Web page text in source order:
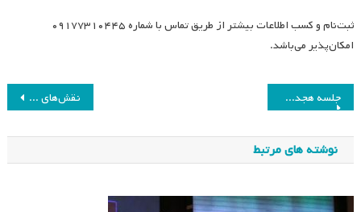
ثبت‌نام و کسب اطلاعات بیشتر از طریق تماس با شماره ۰۹۱۷۷۳۱۰۴۴۵
امکان‌پذیر می‌باشد.
راهبری
نوشته
نقش‌های نوین معلمان در فرایند آموزش و یادگیری جلسه هجدهم هیئت مدیره انجمن مطالعات برنامه درسی ایران
نوشته های مرتبط